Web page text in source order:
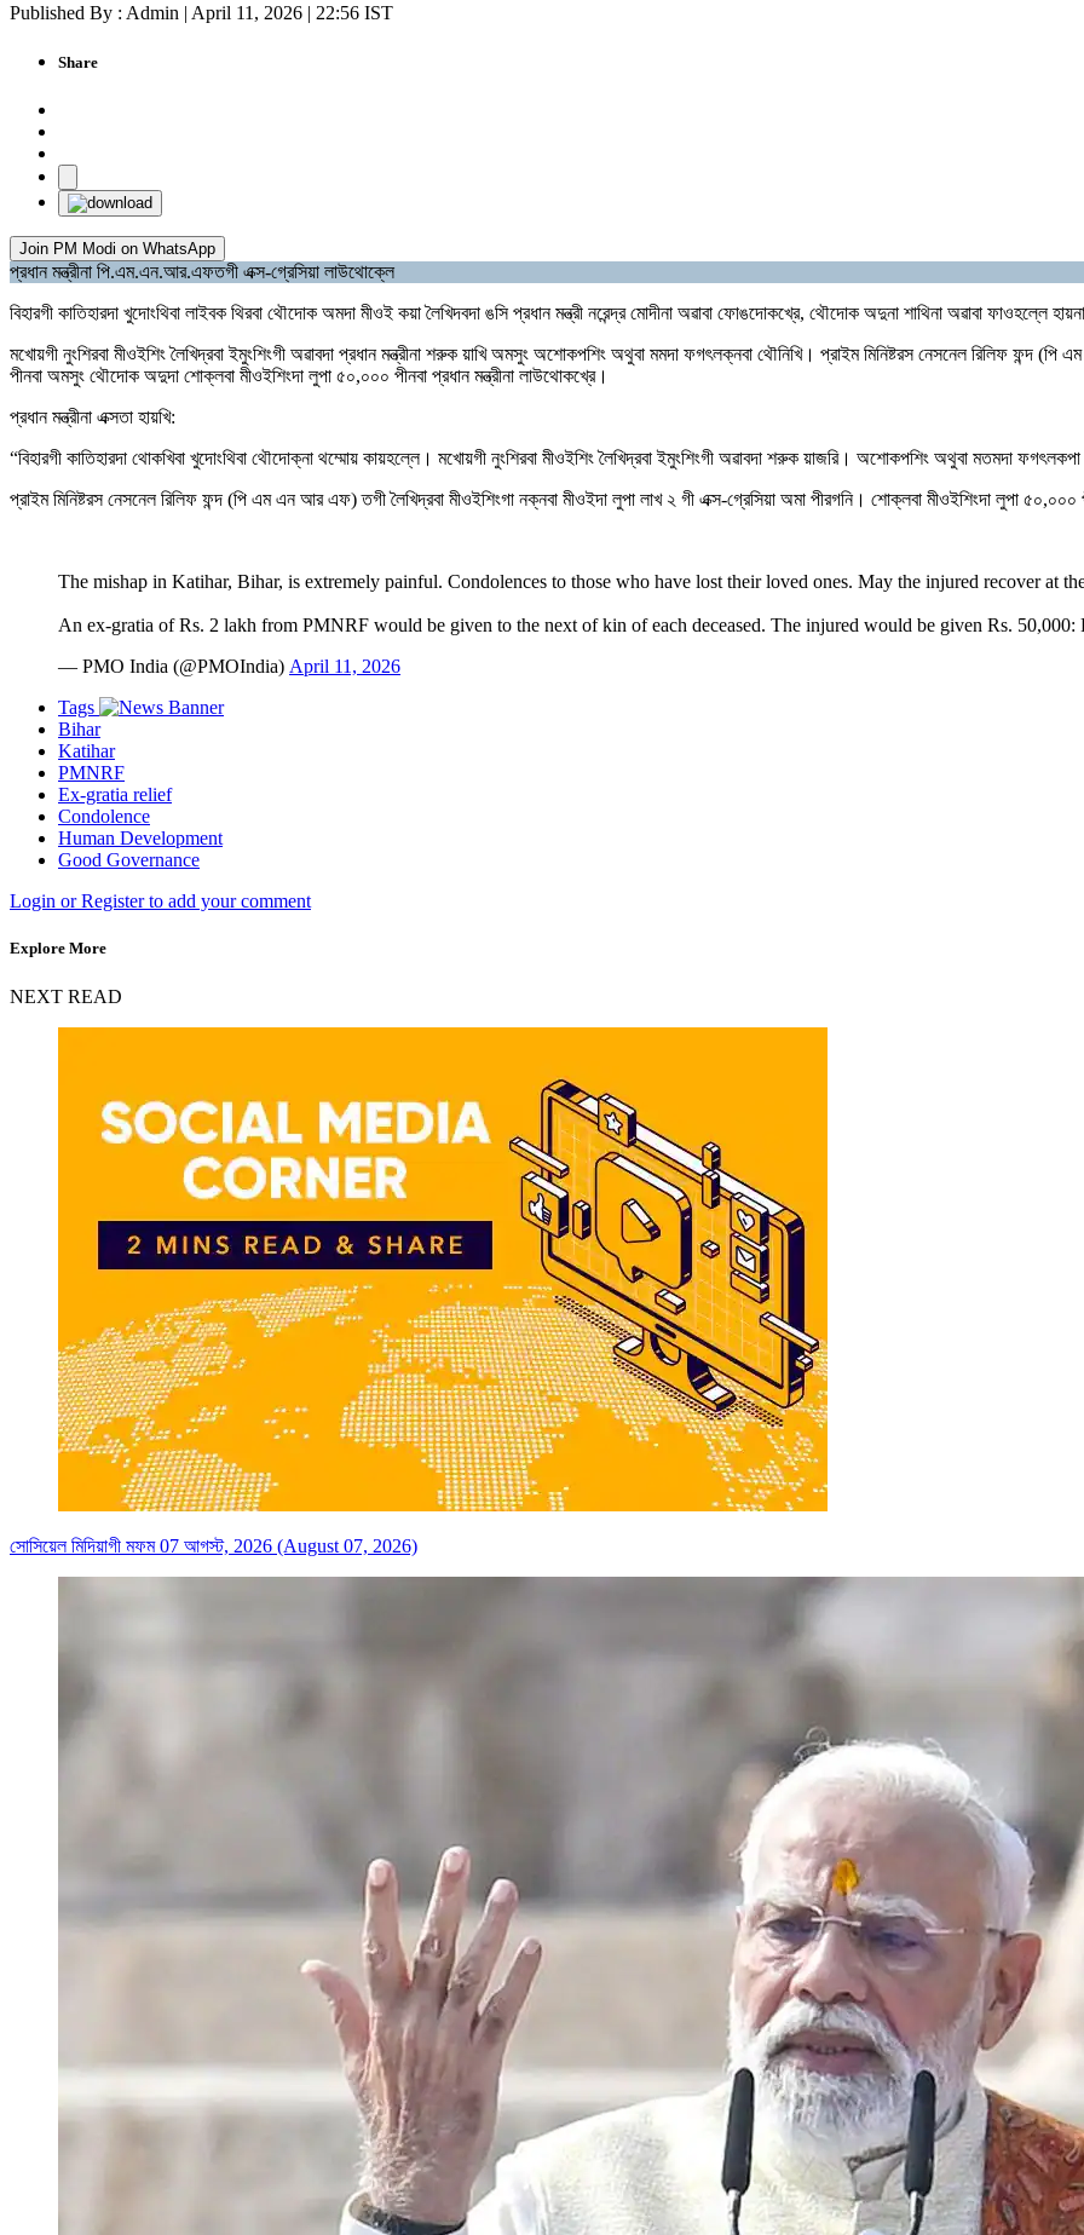
Published By : Admin | April 11, 2026 | 22:56 IST
Share
Join PM Modi on WhatsApp
প্রধান মন্ত্রীনা পি.এম.এন.আর.এফতগী এক্স-গ্রেসিয়া লাউথোক্লে
বিহারগী কাতিহারদা খুদোংথিবা লাইবক থিরবা থৌদোক অমদা মীওই কয়া লৈখিদবদা ঙসি প্রধান মন্ত্রী নরেন্দ্র মোদীনা অৱাবা ফোঙদোকখ্রে, থৌদোক অদুনা শাথিনা অৱাবা ফাওহল্লে
মখোয়গী নুংশিরবা মীওইশিং লৈখিদ্রবা ইমুংশিংগী অৱাবদা প্রধান মন্ত্রীনা শরুক য়াখি অমসুং অশোকপশিং অথুবা মমদা ফগৎলক্নবা থৌনিখি। প্রাইম মিনিষ্টরস নেসনেল রিলিফ ফন্দ
পীনবা অমসুং থৌদোক অদুদা শোক্লবা মীওইশিংদা লুপা ৫০,০০০ পীনবা প্রধান মন্ত্রীনা লাউথোকখ্রে।
প্রধান মন্ত্রীনা এক্সতা হায়খি:
“বিহারগী কাতিহারদা থোকখিবা খুদোংথিবা থৌদোক্না থম্মোয় কায়হল্লে। মখোয়গী নুংশিরবা মীওইশিং লৈখিদ্রবা ইমুংশিংগী অৱাবদা শরুক য়াজরি। অশোকপশিং অথুবা মতমদা
প্রাইম মিনিষ্টরস নেসনেল রিলিফ ফন্দ (পি এম এন আর এফ) তগী লৈখিদ্রবা মীওইশিংগা নক্নবা মীওইদা লুপা লাখ ২ গী এক্স-গ্রেসিয়া অমা পীরগনি। শোক্লবা মীওইশিংদা লুপা ৫০,০০০
The mishap in Katihar, Bihar, is extremely painful. Condolences to those who have lost their loved ones. May the injured recover at
An ex-gratia of Rs. 2 lakh from PMNRF would be given to the next of kin of each deceased. The injured would be given Rs.
— PMO India (@PMOIndia) April 11, 2026
Tags
Bihar
Katihar
PMNRF
Ex-gratia relief
Condolence
Human Development
Good Governance
Login or Register to add your comment
Explore More
NEXT READ
সোসিয়েল মিদিয়াগী মফম 07 আগস্ট, 2026 (August 07, 2026)